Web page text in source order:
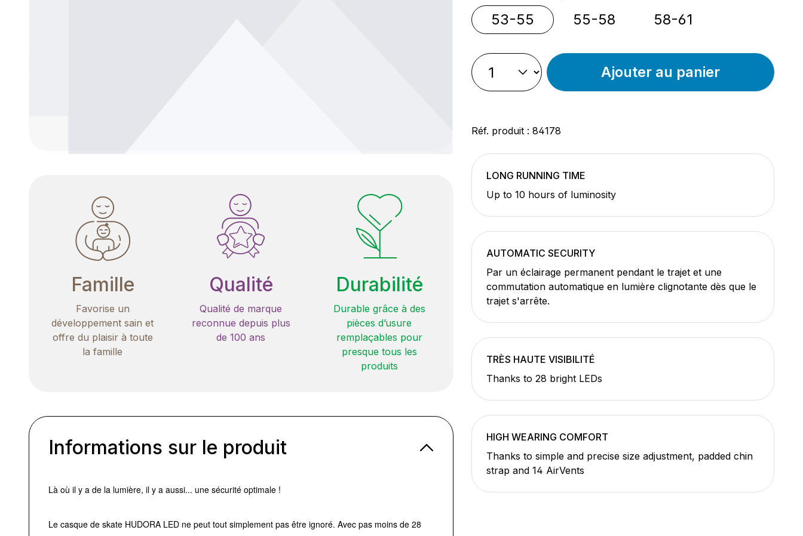
Famille
Favorise un
développement sain et
offre du plaisir à toute
la famille
Qualité
Qualité de marque
reconnue depuis plus
de 100 ans
Durabilité
Durable grâce à des
pièces d’usure
remplaçables pour
presque tous les
produits
53-55
55-58 58-61
Ajouter au panier
Réf. produit : 84178
LONG RUNNING TIME
Up to 10 hours of luminosity
AUTOMATIC SECURITY
Par un éclairage permanent pendant le trajet et une
commutation automatique en lumière clignotante dès que le
trajet s'arrête.
TRÈS HAUTE VISIBILITÉ
Thanks to 28 bright LEDs
HIGH WEARING COMFORT
Thanks to simple and precise size adjustment, padded chin
strap and 14 AirVents
Informations sur le produit
Là où il y a de la lumière, il y a aussi... une sécurité optimale !
Le casque de skate HUDORA LED ne peut tout simplement pas être ignoré. Avec pas moins de 28